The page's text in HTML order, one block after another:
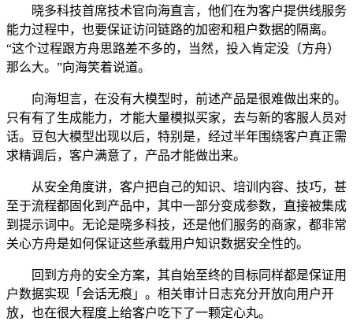
晓多科技首席技术官向海直言，他们在为客户提供线服务
能力过程中，也要保证访问链路的加密和租户数据的隔离。
“这个过程跟方舟思路差不多的，当然，投入肯定没（方舟）
那么大。”向海笑着说道。
向海坦言，在没有大模型时，前述产品是很难做出来的。
只有有了生成能力，才能大量模拟买家，去与新的客服人员对
话。豆包大模型出现以后，特别是，经过半年围绕客户真正需
求精调后，客户满意了，产品才能做出来。
从安全角度讲，客户把自己的知识、培训内容、技巧，甚
至于流程都固化到产品中，其中一部分变成参数，直接被集成
到提示词中。无论是晓多科技，还是他们服务的商家，都非常
关心方舟是如何保证这些承载用户知识数据安全性的。
回到方舟的安全方案，其自始至终的目标同样都是保证用
户数据实现「会话无痕」。相关审计日志充分开放向用户开
放，也在很大程度上给客户吃下了一颗定心丸。